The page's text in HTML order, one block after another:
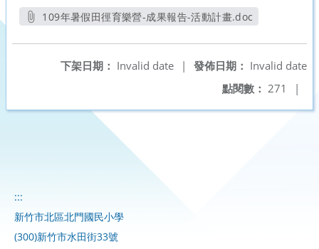
109年暑假田徑育樂營-成果報告-活動計畫.doc
發佈日期： Invalid date
下架日期： Invalid date
|
點閱數： 271 |
:::
新竹市北區北門國民小學
(300)新竹市水田街33號